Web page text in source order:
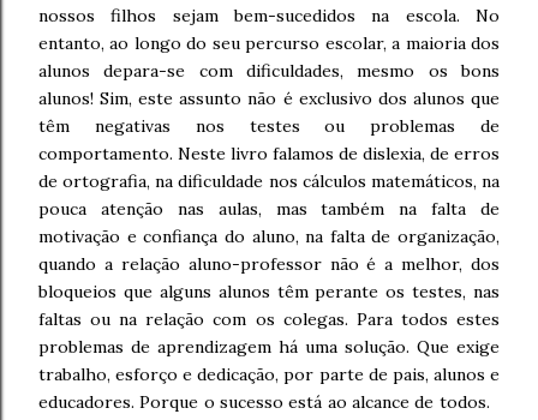
nossos filhos sejam bem-sucedidos na escola. No
entanto, ao longo do seu percurso escolar, a maioria dos
alunos depara-se com dificuldades, mesmo os bons
alunos! Sim, este assunto não é exclusivo dos alunos que
têm negativas nos testes ou problemas de
comportamento. Neste livro falamos de dislexia, de erros
de ortografia, na dificuldade nos cálculos matemáticos, na
pouca atenção nas aulas, mas também na falta de
motivação e confiança do aluno, na falta de organização,
quando a relação aluno-professor não é a melhor, dos
bloqueios que alguns alunos têm perante os testes, nas
faltas ou na relação com os colegas. Para todos estes
problemas de aprendizagem há uma solução. Que exige
trabalho, esforço e dedicação, por parte de pais, alunos e
educadores. Porque o sucesso está ao alcance de todos.